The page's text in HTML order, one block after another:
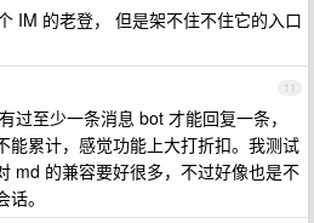
IM 的老登， 但是架不住不住它的入口
11
过至少一条消息 bot 才能回复一条，
能累计，感觉功能上大打折扣。我测试
md 的兼容要好很多，不过好像也是不
。